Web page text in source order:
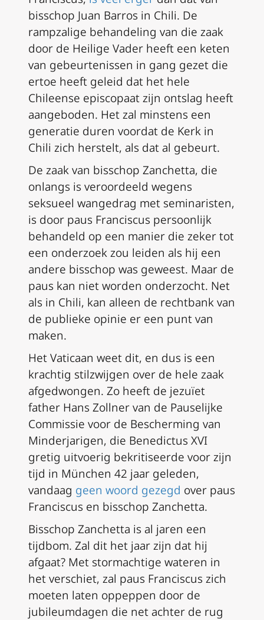
bisschop Juan Barros in Chili. De
rampzalige behandeling van die zaak
door de Heilige Vader heeft een keten
van gebeurtenissen in gang gezet die
ertoe heeft geleid dat het hele
Chileense episcopaat zijn ontslag heeft
aangeboden. Het zal minstens een
generatie duren voordat de Kerk in
Chili zich herstelt, als dat al gebeurt.
De zaak van bisschop Zanchetta, die
onlangs is veroordeeld wegens
seksueel wangedrag met seminaristen,
is door paus Franciscus persoonlijk
behandeld op een manier die zeker tot
een onderzoek zou leiden als hij een
andere bisschop was geweest. Maar de
paus kan niet worden onderzocht. Net
als in Chili, kan alleen de rechtbank van
de publieke opinie er een punt van
maken.
Het Vaticaan weet dit, en dus is een
krachtig stilzwijgen over de hele zaak
afgedwongen. Zo heeft de jezuïet
father Hans Zollner van de Pauselijke
Commissie voor de Bescherming van
Minderjarigen, die Benedictus XVI
gretig uitvoerig bekritiseerde voor zijn
tijd in München 42 jaar geleden,
vandaag geen woord gezegd over paus
Franciscus en bisschop Zanchetta.
Bisschop Zanchetta is al jaren een
tijdbom. Zal dit het jaar zijn dat hij
afgaat? Met stormachtige wateren in
het verschiet, zal paus Franciscus zich
moeten laten oppeppen door de
jubileumdagen die net achter de rug